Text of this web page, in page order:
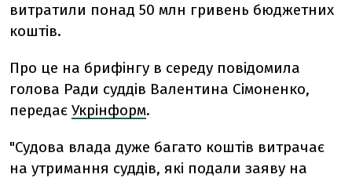
витратили понад 50 млн гривень бюджетних
коштів.
Про це на брифінгу в середу повідомила
голова Ради суддів Валентина Сімоненко,
передає Укрінформ.
"Судова влада дуже багато коштів витрачає
на утримання суддів, які подали заяву на